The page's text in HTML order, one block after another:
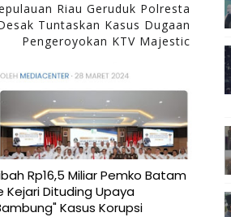
Riau Geruduk Polresta
Tuntaskan Kasus Dugaan
Pengeroyokan KTV Majestic
Rp16,5 Miliar Pemko Batam
Kejari Dituding Upaya
Kasus Korupsi